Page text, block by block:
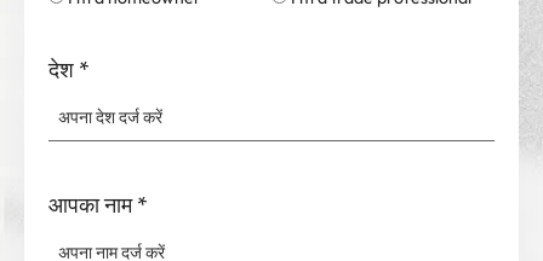
देश *
आपका नाम *